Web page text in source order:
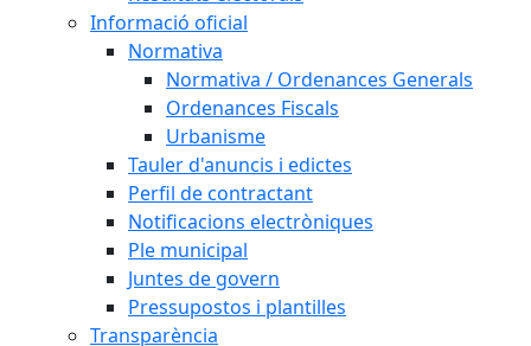
Informació oficial
Normativa
Normativa / Ordenances Generals
Ordenances Fiscals
Urbanisme
Tauler d'anuncis i edictes
Perfil de contractant
Notificacions electròniques
Ple municipal
Juntes de govern
Pressupostos i plantilles
Transparència